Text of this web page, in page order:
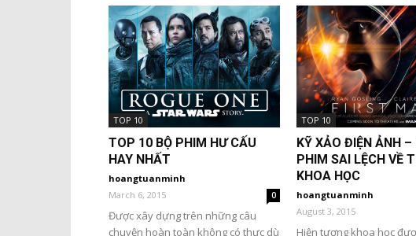
TOP 10
TOP 10 BỘ PHIM HƯ CẤU
HAY NHẤT
hoangtuanminh
March 6, 2015
0
Được xây dựng trên những câu
chuyện hoàn toàn không có thực dù
TOP 10
KỸ XẢO ĐIỆN ẢNH –
PHIM SAI LỆCH VỀ
KHOA HỌC
hoangtuanminh
August 3, 2015
Hiện tượng khoa học